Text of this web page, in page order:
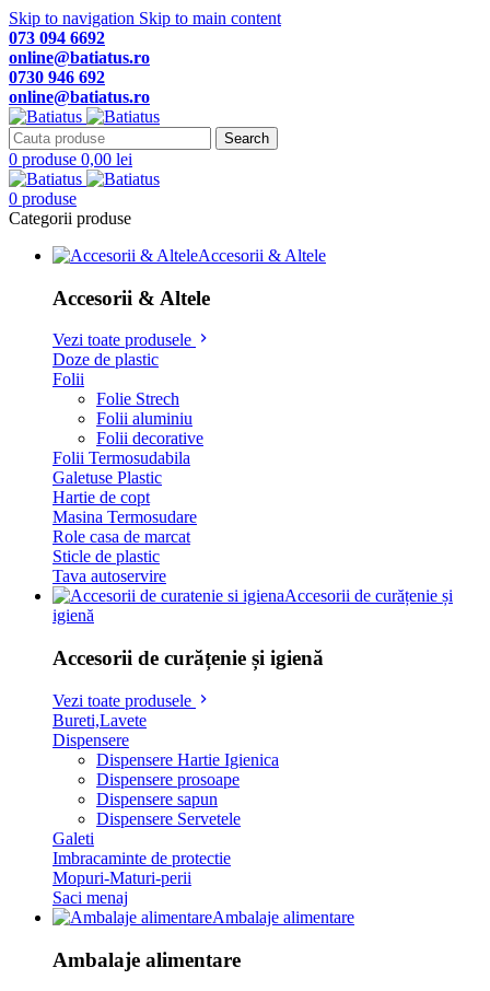
Skip to navigation Skip to main content
073 094 6692
online@batiatus.ro
0730 946 692
online@batiatus.ro
Search
0 produse 0,00 lei
0 produse
Categorii produse
Accesorii & Altele
Accesorii & Altele
Vezi toate produsele
Doze de plastic
Folii
Folie Strech
Folii aluminiu
Folii decorative
Folii Termosudabila
Galetuse Plastic
Hartie de copt
Masina Termosudare
Role casa de marcat
Sticle de plastic
Tava autoservire
Accesorii de curățenie și
igienă
Accesorii de curățenie și igienă
Vezi toate produsele
Bureti,Lavete
Dispensere
Dispensere Hartie Igienica
Dispensere prosoape
Dispensere sapun
Dispensere Servetele
Galeti
Imbracaminte de protectie
Mopuri-Maturi-perii
Saci menaj
Ambalaje alimentare
Ambalaje alimentare